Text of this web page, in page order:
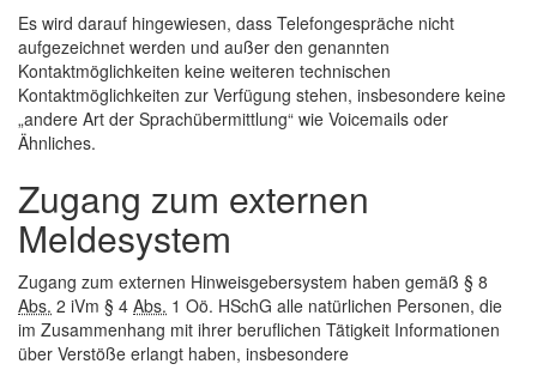
Es wird darauf hingewiesen, dass Telefongespräche nicht
aufgezeichnet werden und außer den genannten
Kontaktmöglichkeiten keine weiteren technischen
Kontaktmöglichkeiten zur Verfügung stehen, insbesondere keine
„andere Art der Sprachübermittlung“ wie Voicemails oder
Ähnliches.
Zugang zum externen
Meldesystem
Zugang zum externen Hinweisgebersystem haben gemäß § 8
Abs. 2 iVm § 4 Abs. 1 Oö. HSchG alle natürlichen Personen, die
im Zusammenhang mit ihrer beruflichen Tätigkeit Informationen
über Verstöße erlangt haben, insbesondere